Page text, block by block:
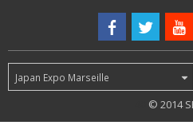
Japan Expo Marseille
© 2014